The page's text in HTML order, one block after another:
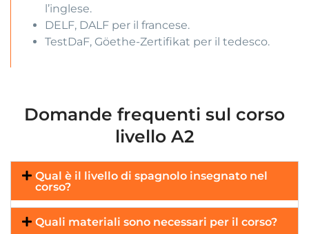
l’inglese.
DELF, DALF per il francese.
TestDaF, Göethe-Zertifikat per il tedesco.
Domande frequenti sul corso
livello A2
Qual è il livello di spagnolo insegnato nel
corso?
Quali materiali sono necessari per il corso?